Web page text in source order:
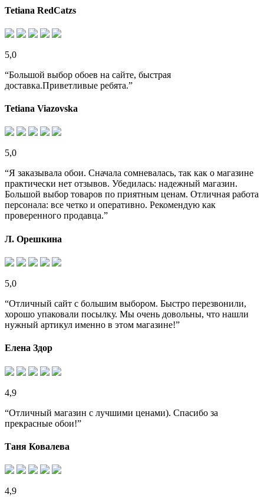
Tetiana RedCatzs
5,0
“Большой выбор обоев на сайте, быстрая
доставка.Приветливые ребята.”
Tetiana Viazovska
5,0
“Я заказывала обои. Сначала сомневалась, так как о магазине
практически нет отзывов. Убедилась: надежный магазин.
Большой выбор товаров по приятным ценам. Отличная работа
персонала: все четко и оперативно. Рекомендую как
проверенного продавца.”
Л. Орешкина
5,0
“Отличный сайт с большим выбором. Быстро перезвонили,
хорошо упаковали посылку. Мы очень довольны, что нашли
нужный артикул именно в этом магазине!”
Елена Здор
4,9
“Отличный магазин с лучшими ценами). Спасибо за
прекрасные обои!”
Таня Ковалева
4,9